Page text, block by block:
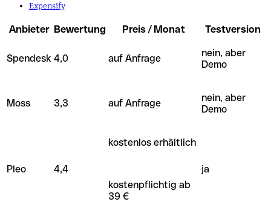
Expensify
Anbieter Bewertung Preis / Monat Testversion
Spendesk 4,0 auf Anfrage
nein, aber
Demo
Moss 3,3 auf Anfrage
nein, aber
Demo
Pleo 4,4
kostenlos erhältlich
kostenpflichtig ab
39 €
ja